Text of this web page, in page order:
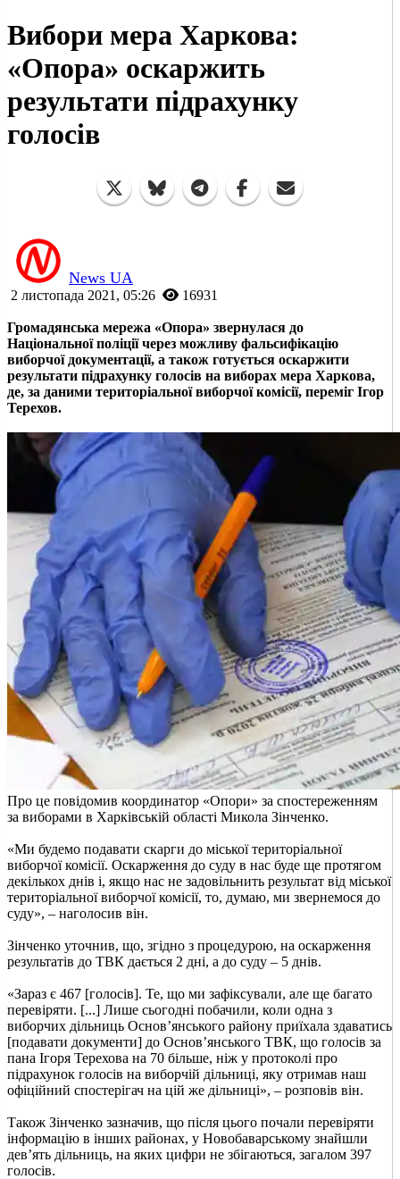
Вибори мера Харкова:
«Опора» оскаржить
результати підрахунку
голосів
News UA
2 листопада 2021, 05:26 16931
Громадянська мережа «Опора» звернулася до
Національної поліції через можливу фальсифікацію
виборчої документації, а також готується оскаржити
результати підрахунку голосів на виборах мера Харкова,
де, за даними територіальної виборчої комісії, переміг Ігор
Терехов.
Про це повідомив координатор «Опори» за спостереженням
за виборами в Харківській області Микола Зінченко.
«Ми будемо подавати скарги до міської територіальної
виборчої комісії. Оскарження до суду в нас буде ще протягом
декількох днів і, якщо нас не задовільнить результат від міської
територіальної виборчої комісії, то, думаю, ми звернемося до
суду», – наголосив він.
Зінченко уточнив, що, згідно з процедурою, на оскарження
результатів до ТВК дається 2 дні, а до суду – 5 днів.
«Зараз є 467 [голосів]. Те, що ми зафіксували, але ще багато
перевіряти. [...] Лише сьогодні побачили, коли одна з
виборчих дільниць Основʼянського району приїхала здаватись
[подавати документи] до Основʼянського ТВК, що голосів за
пана Ігоря Терехова на 70 більше, ніж у протоколі про
підрахунок голосів на виборчій дільниці, яку отримав наш
офіційний спостерігач на цій же дільниці», – розповів він.
Також Зінченко зазначив, що після цього почали перевіряти
інформацію в інших районах, у Новобаварському знайшли
девʼять дільниць, на яких цифри не збігаються, загалом 397
голосів.